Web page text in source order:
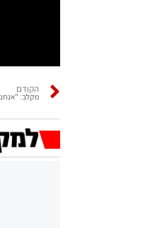
הקודם
מקלב: